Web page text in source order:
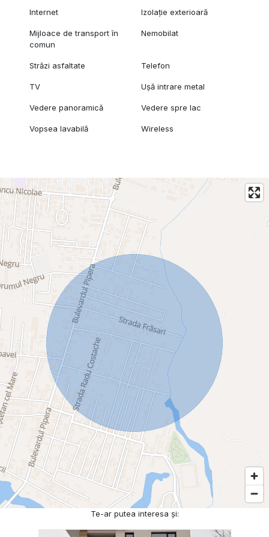
Internet Izolație exterioară
Mijloace de transport în
comun
Nemobilat
Străzi asfaltate Telefon
TV Ușă intrare metal
Vedere panoramică Vedere spre lac
Vopsea lavabilă Wireless
Te-ar putea interesa și: